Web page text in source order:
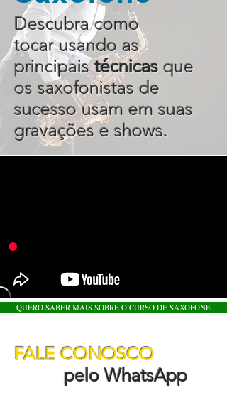
Descubra como
tocar usando as
principaistécnicas que
os saxofonistas de
sucesso usam em suas
gravações e shows.
QUERO SABER MAIS SOBRE O CURSO DE SAXOFONE
FALE CONOSCO
pelo WhatsApp